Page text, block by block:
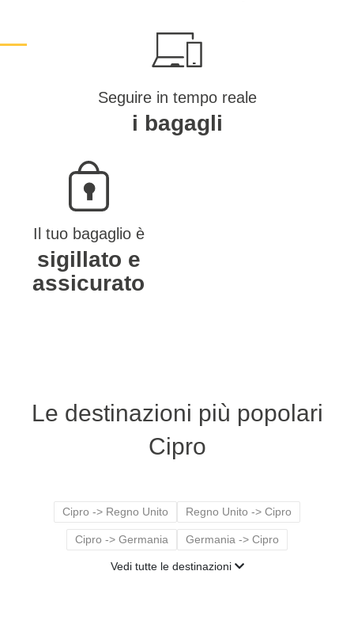
Seguire in tempo reale
i bagagli
Il tuo bagaglio è
sigillato e
assicurato
Le destinazioni più popolari
Cipro
Cipro -> Regno Unito Regno Unito -> Cipro
Cipro -> Germania Germania -> Cipro
Vedi tutte le destinazioni